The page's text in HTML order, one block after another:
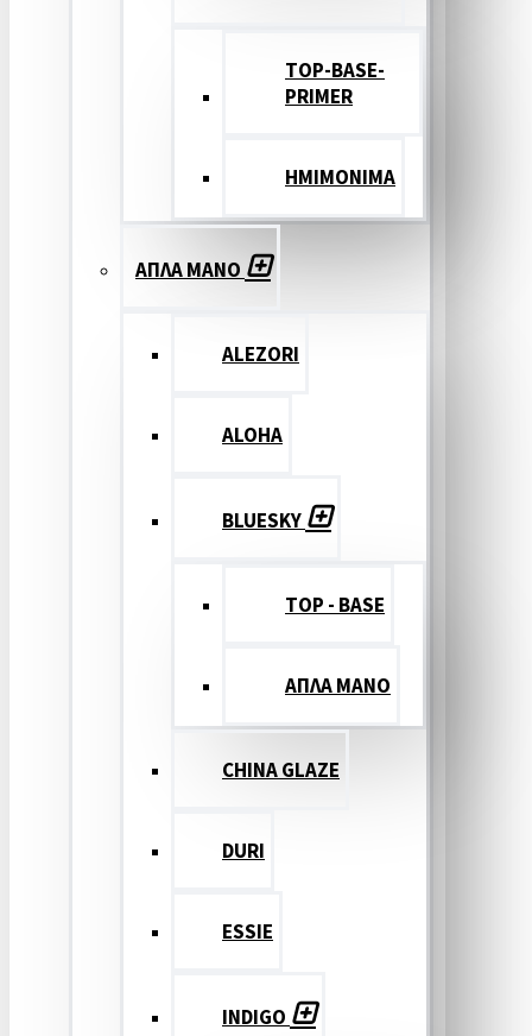
TOP-BASE-
PRIMER
ΗΜΙΜΟΝΙΜΑ
ΑΠΛΑ ΜΑΝΟ
ALEZORI
ALOHA
BLUESKY
TOP - BASE
ΑΠΛΑ ΜΑΝΟ
CHINA GLAZE
DURI
ESSIE
INDIGO